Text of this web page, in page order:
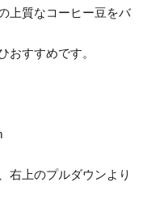
上質なコーヒー豆をバ
おすすめです。
右上のプルダウンより